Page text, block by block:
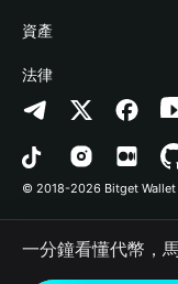
幫助中心
‌聯繫我們
品牌資源
工作機會
Crypto Swap API
Altcoin Season Index
Prediction Markets
DApp
RWA
Bitget Wallet Pay
合作上架
安全防護技術
快捷買幣
授權檢測
合約檢測
批次轉帳
資產
Arbitrum
Avalanche
Bitcoin
Polygon
法律
隱私協議
用戶使用協議
© 2018-2026 Bitget Wallet
一分鐘看懂代幣，